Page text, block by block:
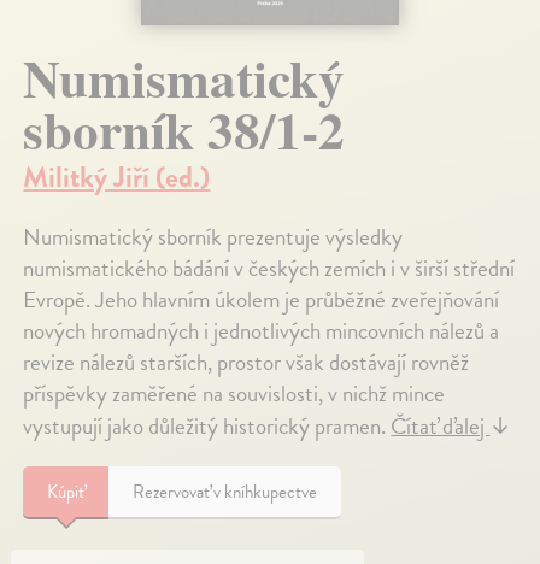
Numismatický
sborník 38/1-2
Militký Jiří (ed.)
Numismatický sborník prezentuje výsledky
numismatického bádání v českých zemích i v širší střední
Evropě. Jeho hlavním úkolem je průběžné zveřejňování
nových hromadných i jednotlivých mincovních nálezů a
revize nálezů starších, prostor však dostávají rovněž
příspěvky zaměřené na souvislosti, v nichž mince
vystupují jako důležitý historický pramen. Čítať ďalej ↓
Kúpiť Rezervovať v kníhkupectve